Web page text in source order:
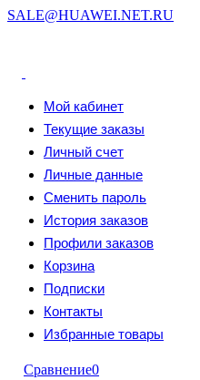
SALE@HUAWEI.NET.RU
Мой кабинет
Текущие заказы
Личный счет
Личные данные
Сменить пароль
История заказов
Профили заказов
Корзина
Подписки
Контакты
Избранные товары
Сравнение0